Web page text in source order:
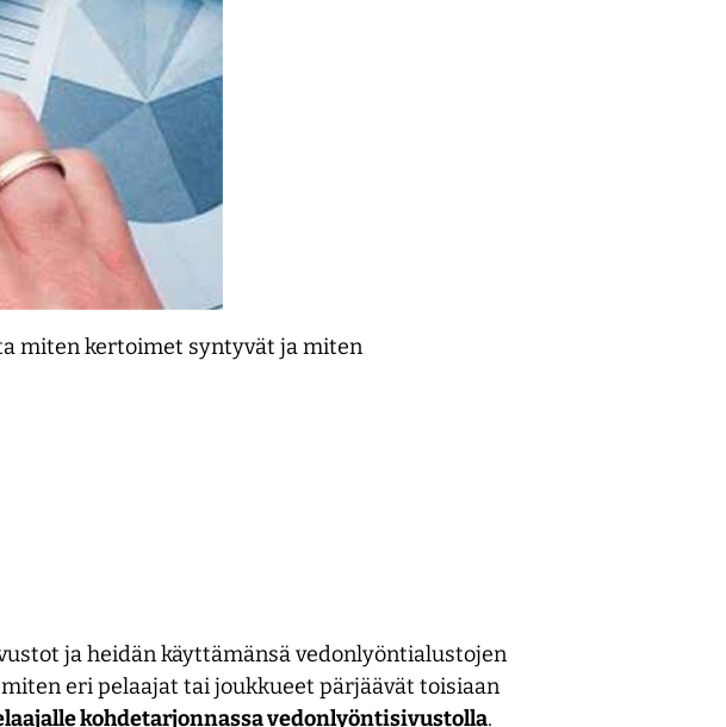
miten kertoimet syntyvät ja miten
ja heidän käyttämänsä vedonlyöntialustojen
eri pelaajat tai joukkueet pärjäävät toisiaan
kohdetarjonnassa vedonlyöntisivustolla.